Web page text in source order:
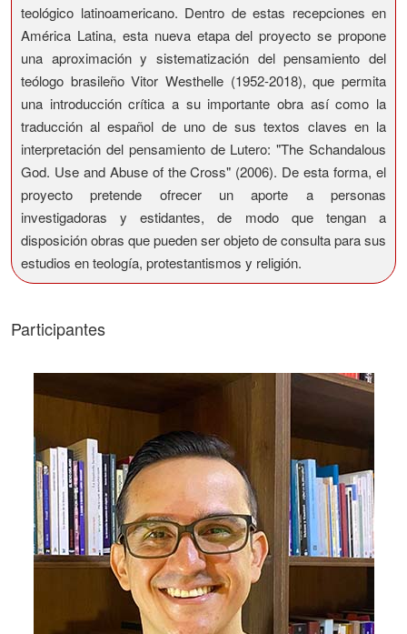
teológico latinoamericano. Dentro de estas recepciones en
América Latina, esta nueva etapa del proyecto se propone
una aproximación y sistematización del pensamiento del
teólogo brasileño Vitor Westhelle (1952-2018), que permita
una introducción crítica a su importante obra así como la
traducción al español de uno de sus textos claves en la
interpretación del pensamiento de Lutero: "The Schandalous
God. Use and Abuse of the Cross" (2006). De esta forma, el
proyecto pretende ofrecer un aporte a personas
investigadoras y estidantes, de modo que tengan a
disposición obras que pueden ser objeto de consulta para sus
estudios en teología, protestantismos y religión.
Participantes